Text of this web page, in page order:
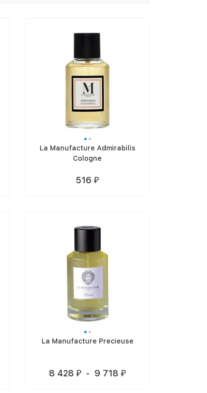
La Manufacture Admirabilis
Cologne
516 ₽
La Manufacture Precieuse
8 428 ₽ - 9 718 ₽